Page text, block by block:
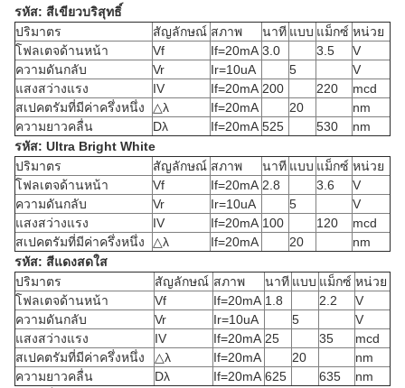
รหัส: สีเขียวบริสุทธิ์
ปริมาตร
สัญลักษณ์ สภาพ นาที แบบ แม็กซ์ หน่วย
โฟลเตจด้านหน้า
Vf If=20mA 3.0 3.5
V
ความดันกลับ
Vr Ir=10uA 5
V
แสงสว่างแรง
IV If=20mA 200 220
mcd
สเปคตรัมที่มีค่าครึ่งหนึ่ง
△λ If=20mA 20
nm
ความยาวคลื่น
Dλ If=20mA 525 530
nm
รหัส: Ultra Bright White
ปริมาตร
สัญลักษณ์ สภาพ นาที แบบ แม็กซ์ หน่วย
โฟลเตจด้านหน้า
Vf If=20mA 2.8 3.6
V
ความดันกลับ
Vr Ir=10uA 5
V
แสงสว่างแรง
IV If=20mA 100 120
mcd
สเปคตรัมที่มีค่าครึ่งหนึ่ง
△λ If=20mA 20
nm
รหัส: สีแดงสดใส
ปริมาตร
สัญลักษณ์ สภาพ นาที แบบ แม็กซ์ หน่วย
โฟลเตจด้านหน้า
Vf If=20mA 1.8 2.2
V
ความดันกลับ
Vr Ir=10uA 5
V
แสงสว่างแรง
IV If=20mA 25 35
mcd
สเปคตรัมที่มีค่าครึ่งหนึ่ง
△λ If=20mA 20
nm
ความยาวคลื่น
Dλ If=20mA 625 635
nm